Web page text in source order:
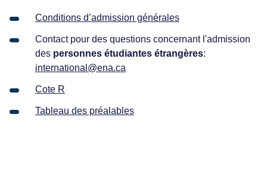
Conditions d’admission générales
Contact pour des questions concernant l'admission
des personnes étudiantes étrangères:
international@ena.ca
Cote R
Tableau des préalables